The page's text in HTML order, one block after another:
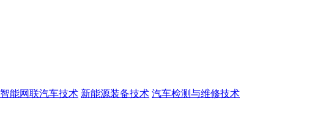
智能网联汽车技术 新能源装备技术 汽车检测与维修技术